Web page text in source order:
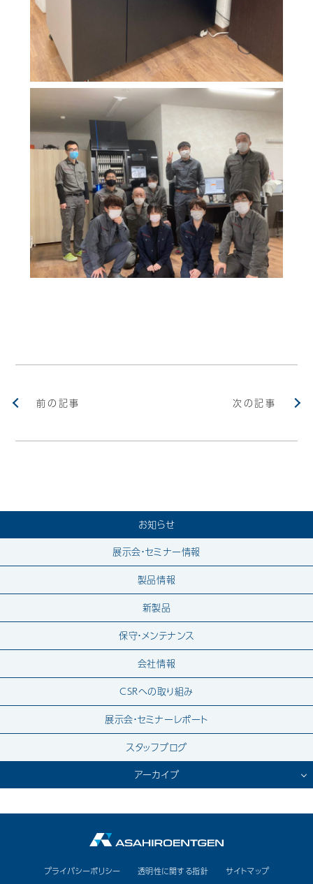
前の記事 次の記事
お知らせ
展示会・セミナー情報
製品情報
新製品
保守・メンテナンス
会社情報
CSRへの取り組み
展示会・セミナーレポート
スタッフブログ
アーカイブ
プライバシーポリシー 透明性に関する指針 サイトマップ